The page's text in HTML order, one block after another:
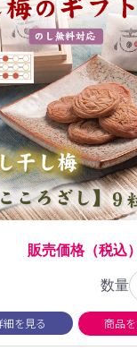
販売価格（税込
数量
細を見る 商品